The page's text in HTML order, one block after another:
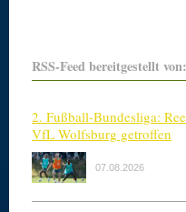
RSS-Feed bereitgestellt
2. Fußball-Bundesliga:
VfL Wolfsburg getroffen
07.08.2026